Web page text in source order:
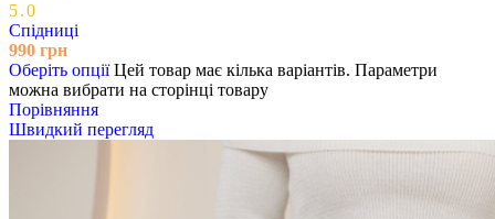
5.0
Спідниці
990 грн
Оберіть опції Цей товар має кілька варіантів. Параметри
можна вибрати на сторінці товару
Порівняння
Швидкий перегляд